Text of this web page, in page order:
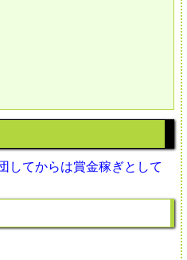
してからは賞金稼ぎとして